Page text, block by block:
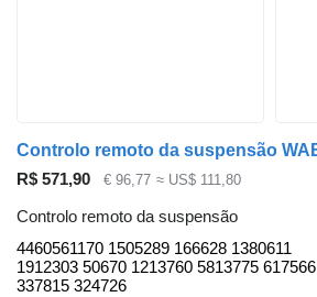
R$ 571,90 € 96,77 ≈ US$ 111,80
Controlo remoto da suspensão
4460561170 1505289 166628 1380611
1912303 50670 1213760 5813775 617566
337815 324726